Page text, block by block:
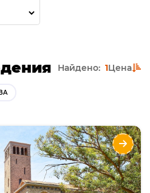
Найдено: 1Цена
в University of Western
Australia (UWA)
Описание
Курсы
Языки